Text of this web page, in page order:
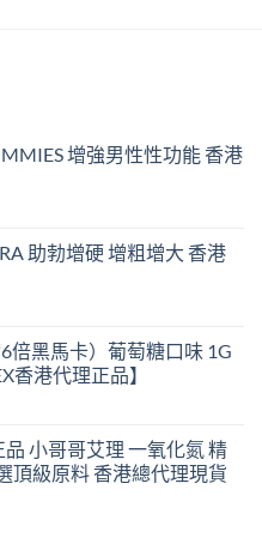
增強男性性功能 香港
助勃增硬 增粗增大 香港
倍黑馬卡）葡萄糖口味 1G
香港代理正品】
小哥哥艾理 一氧化氮 精
頂級原料 香港總代理現貨